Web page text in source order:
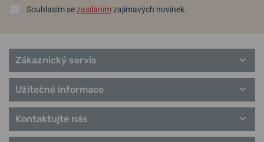
Souhlasím sezasílánímzajímavých novinek.
Zákaznický servis
Užitečné informace
Kontaktujte nás